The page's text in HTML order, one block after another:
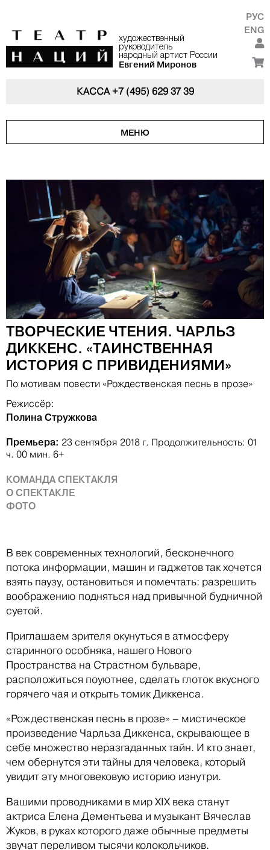
художественный
руководитель
народный артист России
Евгений Миронов
РУС
ENG
КАССА+7 (495) 629 37 39
МЕНЮ
ТВОРЧЕСКИЕ ЧТЕНИЯ. ЧАРЛЬЗ
ДИККЕНС. «ТАИНСТВЕННАЯ
ИСТОРИЯ С ПРИВИДЕНИЯМИ»
По мотивам повести «Рождественская песнь в прозе»
Режиссёр:
Полина Стружкова
Премьера: 23 сентября 2018 г. Продолжительность: 01
ч. 00 мин. 6+
КОМАНДА СПЕКТАКЛЯ
О СПЕКТАКЛЕ
ФОТО
В век современных технологий, бесконечного
потока информации, машин и гаджетов так хочется
взять паузу, остановиться и помечтать: разрешить
воображению подняться над привычной будничной
суетой.
Приглашаем зрителя окунуться в атмосферу
старинного особняка, нашего Нового
Пространства на Страстном бульваре,
расположиться поуютнее, сделать глоток вкусного
горячего чая и открыть томик Диккенса.
«Рождественская песнь в прозе» – мистическое
произведение Чарльза Диккенса, скрывающее в
себе множество неразгаданных тайн. И кто знает,
чем обернутся эти тайны для человека, который
увидит эту многовековую историю изнутри.
Вашими проводниками в мир XIX века станут
актриса Елена Дементьева и музыкант Вячеслав
Жуков, в руках которого даже обычные предметы
звучат переливом тысячи колокольчиков.